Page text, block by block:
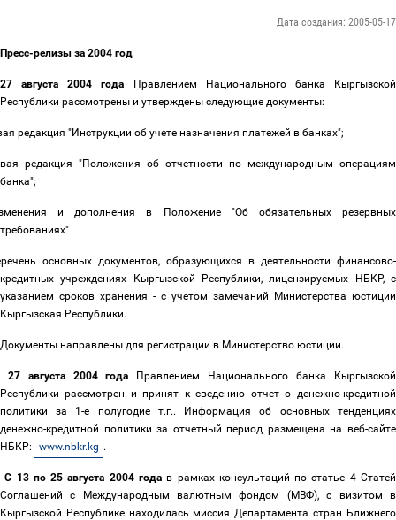
Дата создания: 2005-05-17
Пресс-релизы за 2004 год
27 августа 2004 года Правлением Национального банка Кыргызской
Республики рассмотрены и утверждены следующие документы:
редакция "Инструкции об учете назначения платежей в банках";
редакция "Положения об отчетности по международным операциям
банка";
и дополнения в Положение "Об обязательных резервных
требованиях"
основных документов, образующихся в деятельности финансово-
кредитных учреждениях Кыргызской Республики, лицензируемых НБКР, с
указанием сроков хранения - с учетом замечаний Министерства юстиции
Кыргызская Республики.
Документы направлены для регистрации в Министерство юстиции.
27 августа 2004 года
Правлением Национального банка Кыргызской
Республики рассмотрен и принят к сведению отчет о денежно-кредитной
политики за 1-е полугодие т.г.. Информация об основных тенденциях
денежно-кредитной политики за отчетный период размещена на веб-сайте
НБКР:
www.nbkr.kg .
С 13 по 25 августа 2004 года в рамках консультаций по статье 4 Статей
Соглашений с Международным валютным фондом (МВФ), с визитом в
Кыргызской Республике находилась миссия Департамента стран Ближнего